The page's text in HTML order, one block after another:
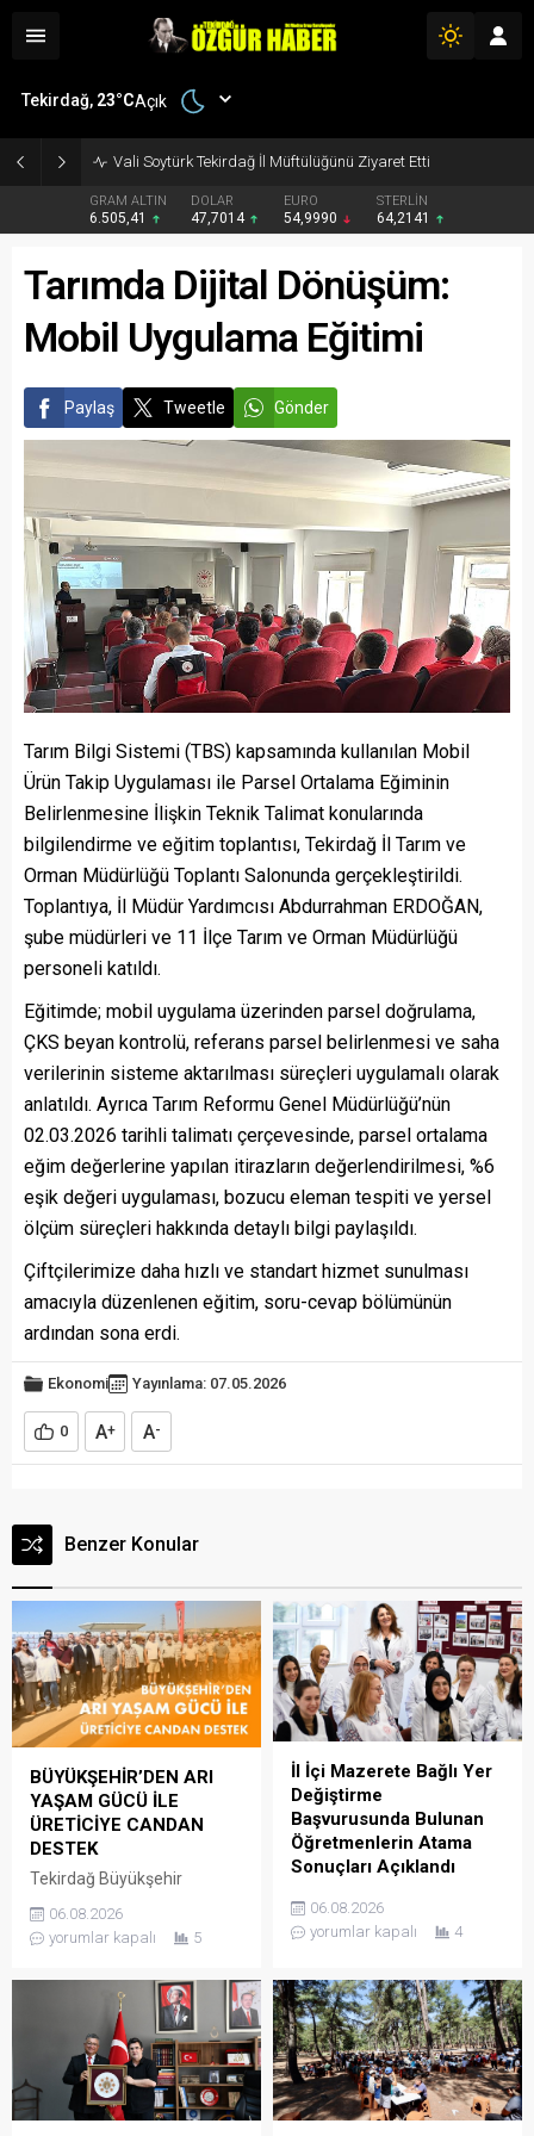
Vali Soytürk Tekirdağ İl Müftülüğünü Ziyaret Etti
GRAM ALTIN
6.505,41
DOLAR
47,7014
EURO
54,9990
STERLİN
64,2141
Tekirdağ, 23°CAçık
Tarımda Dijital Dönüşüm:
Mobil Uygulama Eğitimi
Paylaş Tweetle Gönder
Tarım Bilgi Sistemi (TBS) kapsamında kullanılan Mobil
Ürün Takip Uygulaması ile Parsel Ortalama Eğiminin
Belirlenmesine İlişkin Teknik Talimat konularında
bilgilendirme ve eğitim toplantısı, Tekirdağ İl Tarım ve
Orman Müdürlüğü Toplantı Salonunda gerçekleştirildi.
Toplantıya, İl Müdür Yardımcısı Abdurrahman ERDOĞAN,
şube müdürleri ve 11 İlçe Tarım ve Orman Müdürlüğü
personeli katıldı.
Eğitimde; mobil uygulama üzerinden parsel doğrulama,
ÇKS beyan kontrolü, referans parsel belirlenmesi ve saha
verilerinin sisteme aktarılması süreçleri uygulamalı olarak
anlatıldı. Ayrıca Tarım Reformu Genel Müdürlüğü’nün
02.03.2026 tarihli talimatı çerçevesinde, parsel ortalama
eğim değerlerine yapılan itirazların değerlendirilmesi, %6
eşik değeri uygulaması, bozucu eleman tespiti ve yersel
ölçüm süreçleri hakkında detaylı bilgi paylaşıldı.
Çiftçilerimize daha hızlı ve standart hizmet sunulması
amacıyla düzenlenen eğitim, soru-cevap bölümünün
ardından sona erdi.
Ekonomi Yayınlama: 07.05.2026
0 A+ A-
Benzer Konular
BÜYÜKŞEHİR’DEN ARI
YAŞAM GÜCÜ İLE
ÜRETİCİYE CANDAN
DESTEK
Tekirdağ Büyükşehir
desteklemek ve arıcılık
faaliyetlerinin
sağlamak amacıyla
yürüttüğü Arı Yaşam Gücü
Projesi kapsamında, il
genelindeki 780 arı
yetiştiricisine toplam 186 bin
480 kilogram arı keki ve
06.08.2026
yorumlar kapalı
5
İl İçi Mazerete Bağlı Yer
Değiştirme
Başvurusunda Bulunan
Öğretmenlerin Atama
Sonuçları Açıklandı
10:21Yayın : 06.08.2026
10:19 Millî Eğitim Bakanlığı
öğretmenlerin aile birliği,
sağlık, can güvenliği,
engellilik durumu ve diğer
nedenlere bağlı mazereti
bulunanların il içi yer
değiştirme başvuruları, 13-
06.08.2026
yorumlar kapalı
4